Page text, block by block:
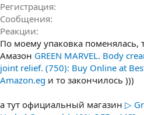
Регистрация
Сообщения
Реакции
По моему упаковка поменялась,
Амазон GREEN MARVEL. Body
joint relief. (750): Buy Online at
Amazon.eg и то закончилось )))
а тут официальный магазин ▷